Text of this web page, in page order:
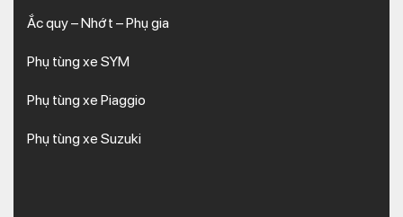
Ắc quy – Nhớt – Phụ gia
Phụ tùng xe SYM
Phụ tùng xe Piaggio
Phụ tùng xe Suzuki